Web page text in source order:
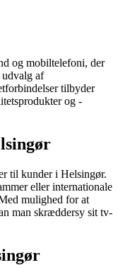
og mobiltelefoni, der
af
tilbyder
og -
til kunder i Helsingør.
eller internationale
mulighed for at
man skræddersy sit tv-